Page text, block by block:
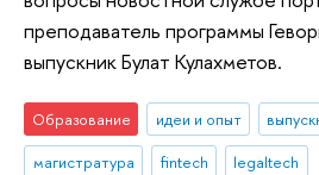
преподаватель программы
выпускник Булат Кулахметов.
Образование идеи и опыт
магистратура
fintech legaltech